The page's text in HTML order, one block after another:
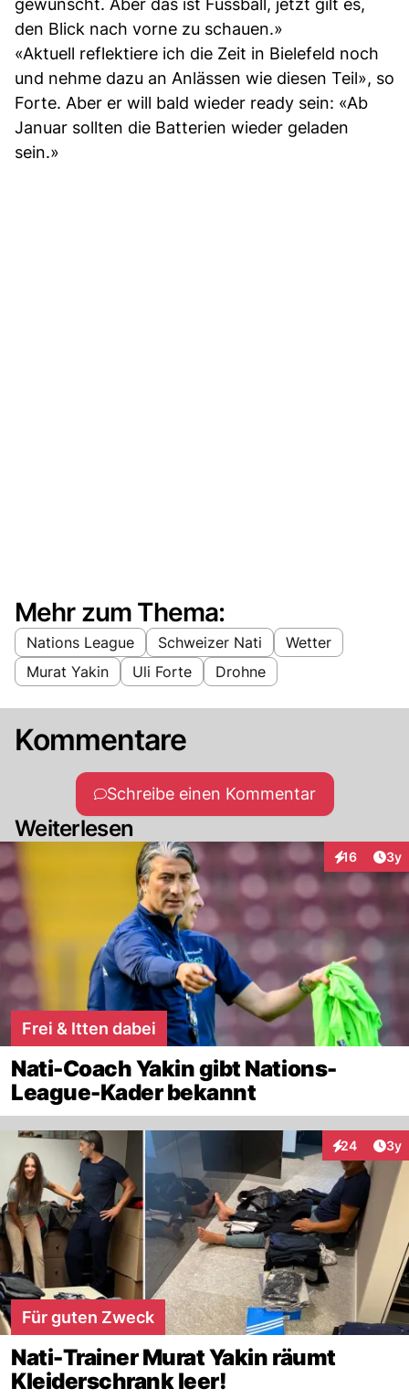
gewünscht. Aber das ist Fussball, jetzt gilt es,
den Blick nach vorne zu schauen.»
«Aktuell reflektiere ich die Zeit in Bielefeld noch
und nehme dazu an Anlässen wie diesen Teil», so
Forte. Aber er will bald wieder ready sein: «Ab
Januar sollten die Batterien wieder geladen
sein.»
Mehr zum Thema:
Nations League Schweizer Nati
Wetter
Murat Yakin
Uli Forte Drohne
Kommentare
Schreibe einen Kommentar
Weiterlesen
16 3y
Frei & Itten dabei
Nati-Coach Yakin gibt Nations-
League-Kader bekannt
24
Interaktionen
3y
Für guten Zweck
Nati-Trainer Murat Yakin räumt
Kleiderschrank leer!